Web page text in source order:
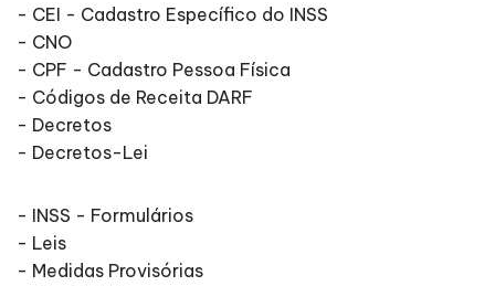
- CEI - Cadastro Específico do INSS
- CNO
- CPF - Cadastro Pessoa Física
- Códigos de Receita DARF
- Decretos
- Decretos-Lei
- INSS - Formulários
- Leis
- Medidas Provisórias